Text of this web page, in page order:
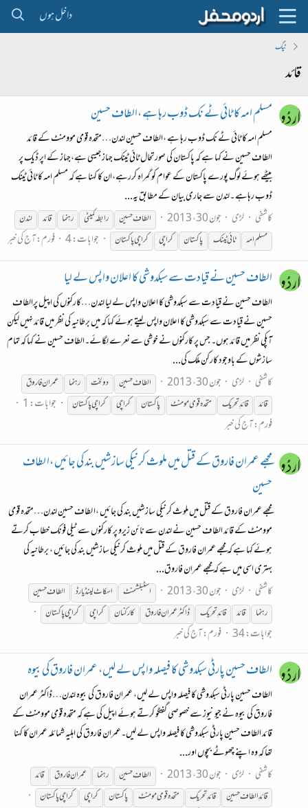
داخل ہوں
ٹیگ
قائد
مسلم امہ کا ٹائی ٹے نک ڈوب رہا ہے ،الطاف حسین
مسلم امہ کا ٹائی ٹے نک ڈوب رہا ہے ،الطاف حسین لندن…متحدہ قومی موومنٹ کے قائد
الطاف حسین نے کہا ہے کہ پاکستان کی صورتحال ٹائی ٹینک جہاز جیسی ہے،جہاز کے اپر ڈیک پر
بیٹھے ہوئے لوگ پورے پاکستان کے عوام کو گمراہ کررہے،ان کا کہنا ہے کہ مسلم امہ کا ٹائی ٹینک
ڈوب رہاہے ۔لندن سے جاری بیان کے مطابق یہ...
کاشفی
لڑی جون 30، 2013 الطاف حسین رابطہ کمیٹی رہنما قائد
لندن
مسلم امہ
ٹائی ٹینک پاکستان کراچی کراچی پاکستان جوابات: 4 فورم:آج کی خبر
الطاف حسین نے قیادت سے سبکدوشی کا اعلان واپس لے لیا
الطاف حسین نے قیادت سے سبکدوشی کا اعلان واپس لے لیا لندن…کارکنوں کی اپیل پرالطاف
حسین نے قیادت سے سبکدوشی کا اعلان واپس لیتے ہوئے کہا کہ میں برطانیہ کی نظر میں قائد نہیں لیکن
آپکی نظر میں قائد ہوں۔ جس پر کارکنوں نے خوشی سے نعرے لگائے۔الطاف حسین نے کہا کہ تمام
سازشوں کے باوجود کارکن ملک کی...
کاشفی
لڑی جون 30، 2013 الطاف حسین دولخت رہنما
عمران فاروق
قائد
قائدِ تحریک متحدہ قومی مومنٹ پاکستان کراچی کراچی پاکستان
جوابات: 1
فورم:آج کی خبر
مجھے عمران فاروق کے قتل میں ملوث کرنیکی سازشیں بند کی جائیں ،ا لطاف
حسین
مجھے عمران فاروق کے قتل میں ملوث کرنیکی سازشیں بند کی جائیں ،ا لطاف حسین لندن…متحدہ قومی
موومنٹ کے قائد الطاف حسین نے لندن سے نائن زیرو پر کارکنوں سے ٹیلی فونک خطاب کرتے
ہوئے کہا ہے کہ مجھے عمران فاروق کے قتل میں ملوث کرنیکی سازشیں بند کی جائیں ، برطانیہ کی
بہتری اسی میں ہے کہ مجھے عمران فاروق...
کاشفی
لڑی جون 30، 2013 اسٹبلشمنٹ اسکاٹ لینڈ یارڈ
الطاف حسین
رہنما
قائد قائدِ تحریک ڈاکٹر عمران فاروق کارکنان کراچی کراچی پاکستان
جوابات: 34 فورم:آج کی خبر
الطاف حسین پارٹی سبکدوشی کا فیصلہ واپس لے لیں، عمران فاروق کی بیوہ
الطاف حسین پارٹی سبکدوشی کا فیصلہ واپس لے لیں، عمران فاروق کی بیوہ لندن…ڈاکٹر عمران
فاروق کی بیوہ نے جیو نیوز سے خصوصی گفتگو کرتے ہوئے اپیل کی ہے کہ متحدہ قومی موومنٹ کے
قائد الطاف حسین پارٹی سبکدوشی کا فیصلہ واپس لے لیں۔عمران فاروق کی اہلیہ شمائلہ عمران کا کہنا
تھا کہ وہ اپنے چھوٹے بچوں اور...
کاشفی
لڑی جون 30، 2013 الطاف حسین رہنما عمران فاروق
قائد
قائدِ الطاف حسین قائدِ تحریک متحدہ قومی مومنٹ پاکستان کراچی کراچی پاکستان